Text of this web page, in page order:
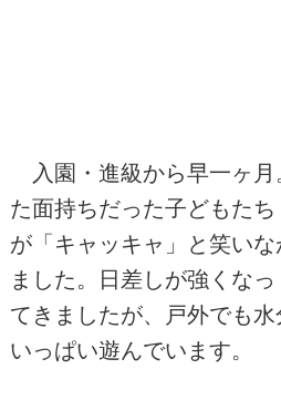
入園・進級から早一ヶ月
た面持ちだった子どもたち
が「キャッキャ」と笑い
ました。日差しが強くなっ
てきましたが、戸外でも
いっぱい遊んでいます。